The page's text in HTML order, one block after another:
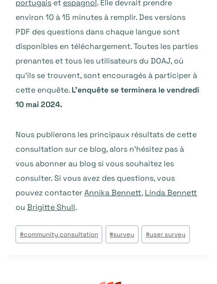
portugais et espagnol . Elle devrait prendre
environ 10 à 15 minutes à remplir. Des versions
PDF des questions dans chaque langue sont
disponibles en téléchargement. Toutes les parties
prenantes et tous les utilisateurs du DOAJ, où
qu’ils se trouvent, sont encouragés à participer à
cette enquête. L’enquête se terminera le vendredi
10 mai 2024.
Nous publierons les principaux résultats de cette
consultation sur ce blog, alors n’hésitez pas à
vous abonner au blog si vous souhaitez les
consulter. Si vous avez des questions, vous
pouvez contacterAnnika Bennett, Linda Bennett
ou Brigitte Shull.
Post
Tags:
#community consultation #survey #user survey